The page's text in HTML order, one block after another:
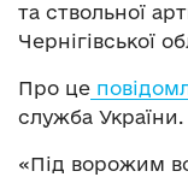
та ствольної
Чернігівської
Про це
служба України.
«Під ворожим